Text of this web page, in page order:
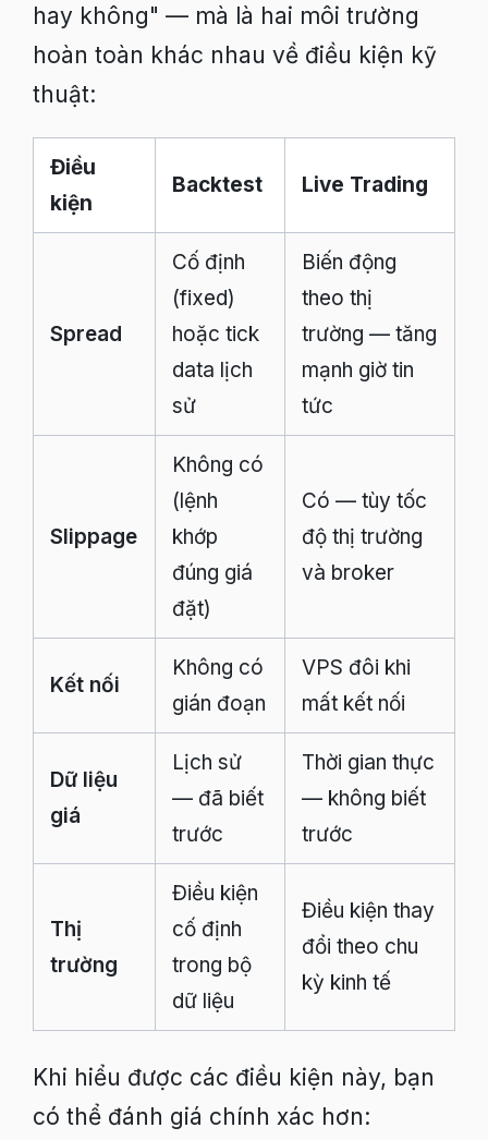
hay không" — mà là hai môi trường
hoàn toàn khác nhau về điều kiện kỹ
thuật:
Điều
kiện
Backtest Live Trading
Spread
Cố định
(fixed)
hoặc tick
data lịch
sử
Biến động
theo thị
trường — tăng
mạnh giờ tin
tức
Slippage
Không có
(lệnh
khớp
đúng giá
đặt)
Có — tùy tốc
độ thị trường
và broker
Kết nối
Không có
gián đoạn
VPS đôi khi
mất kết nối
Dữ liệu
giá
Lịch sử
— đã biết
trước
Thời gian thực
— không biết
trước
Thị
trường
Điều kiện
cố định
trong bộ
dữ liệu
Điều kiện thay
đổi theo chu
kỳ kinh tế
Khi hiểu được các điều kiện này, bạn
có thể đánh giá chính xác hơn: